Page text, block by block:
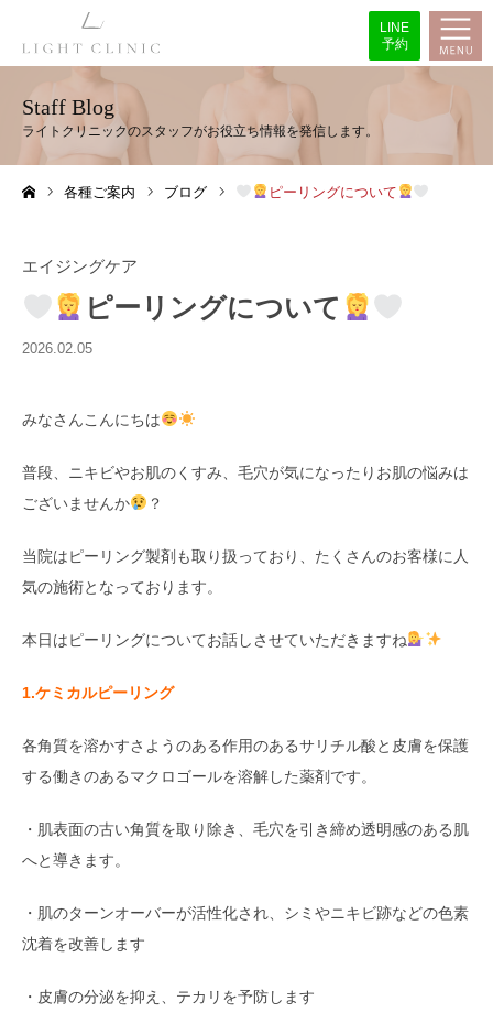
LINE
予約
Staff Blog
各種ご案内 ブログ ピーリングについて
エイジングケア
ピーリングについて
2026.02.05
みなさんこんにちは
普段、ニキビやお肌のくすみ、毛穴が気になったりお肌の悩みは
ございませんか
？
当院はピーリング製剤も取り扱っており、たくさんのお客様に人
気の施術となっております。
本日はピーリングについてお話しさせていただきますね
1.ケミカルピーリング
各角質を溶かすさようのある作用のあるサリチル酸と皮膚を保護
する働きのあるマクロゴールを溶解した薬剤です。
・肌表面の古い角質を取り除き、毛穴を引き締め透明感のある肌
へと導きます。
・肌のターンオーバーが活性化され、シミやニキビ跡などの色素
沈着を改善します
・皮膚の分泌を抑え、テカリを予防します